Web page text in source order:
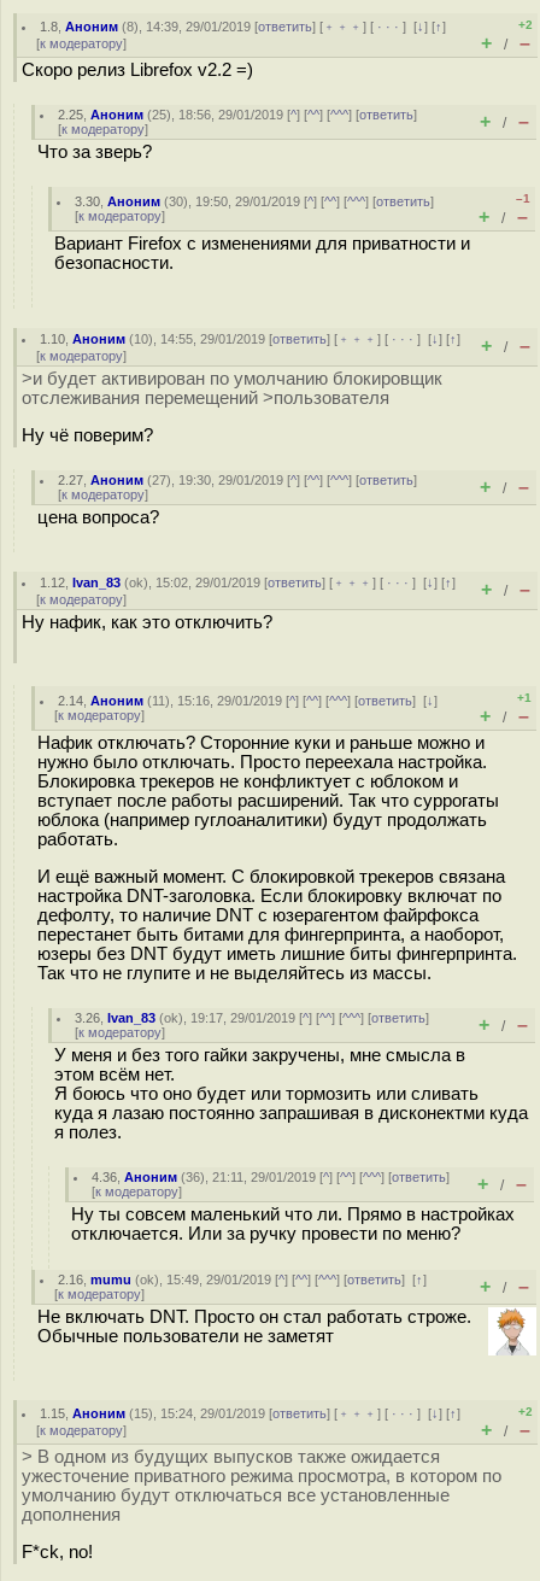
1.8 ,Аноним (8), 14:39, 29/01/2019 [ответить] [ ﹢﹢﹢] [ · · ·][↓] [↑]
[к модератору]
+2
+ / –
Скоро релиз Librefox v2.2 =)
2.25 ,Аноним (25), 18:56, 29/01/2019 [^] [^^] [^^^] [ответить]
[к модератору] + / –
Что за зверь?
3.30 ,Аноним (30), 19:50, 29/01/2019 [^] [^^] [^^^] [ответить]
[к модератору]
–1
+ / –
Вариант Firefox с изменениями для приватности и
безопасности.
1.10 ,Аноним (10), 14:55, 29/01/2019 [ответить] [ ﹢﹢﹢] [ · · ·][↓] [↑]
[к модератору] + / –
>и будет активирован по умолчанию блокировщик
отслеживания перемещений >пользователя
Ну чё поверим?
2.27 ,Аноним (27), 19:30, 29/01/2019 [^] [^^] [^^^] [ответить]
[к модератору] + / –
цена вопроса?
1.12 ,Ivan_83 (ok), 15:02, 29/01/2019 [ответить] [ ﹢﹢﹢] [ · · ·][↓] [↑]
[к модератору] + / –
Ну нафик, как это отключить?
2.14 ,Аноним (11), 15:16, 29/01/2019 [^] [^^] [^^^] [ответить][↓]
[к модератору]
+1
+ / –
Нафик отключать? Сторонние куки и раньше можно и
нужно было отключать. Просто переехала настройка.
Блокировка трекеров не конфликтует с юблоком и
вступает после работы расширений. Так что суррогаты
юблока (например гуглоаналитики) будут продолжать
работать.
И ещё важный момент. С блокировкой трекеров связана
настройка DNT-заголовка. Если блокировку включат по
дефолту, то наличие DNT с юзерагентом файрфокса
перестанет быть битами для фингерпринта, а наоборот,
юзеры без DNT будут иметь лишние биты фингерпринта.
Так что не глупите и не выделяйтесь из массы.
3.26 ,Ivan_83 (ok), 19:17, 29/01/2019 [^] [^^] [^^^] [ответить]
[к модератору] + / –
У меня и без того гайки закручены, мне смысла в
этом всём нет.
Я боюсь что оно будет или тормозить или сливать
куда я лазаю постоянно запрашивая в дисконектми куда
я полез.
4.36 ,Аноним (36), 21:11, 29/01/2019 [^] [^^] [^^^] [ответить]
[к модератору] + / –
Ну ты совсем маленький что ли. Прямо в настройках
отключается. Или за ручку провести по меню?
2.16 ,mumu (ok), 15:49, 29/01/2019 [^] [^^] [^^^] [ответить][↑]
[к модератору] + / –
Не включать DNT. Просто он стал работать строже.
Обычные пользователи не заметят
1.15 ,Аноним (15), 15:24, 29/01/2019 [ответить] [ ﹢﹢﹢] [ · · ·][↓] [↑]
[к модератору]
+2
+ / –
> В одном из будущих выпусков также ожидается
ужесточение приватного режима просмотра, в котором по
умолчанию будут отключаться все установленные
дополнения
F*ck, no!